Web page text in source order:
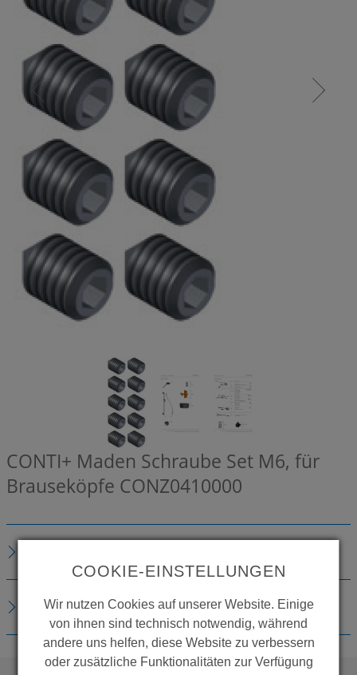
CONTI+ Maden Schraube Set M6, für
Brauseköpfe CONZ0410000
DOWNLOADS
COOKIE-EINSTELLUNGEN
Wir nutzen Cookies auf unserer Website. Einige
von ihnen sind technisch notwendig, während
andere uns helfen, diese Website zu verbessern
oder zusätzliche Funktionalitäten zur Verfügung